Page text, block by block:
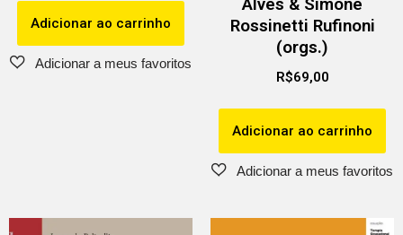
Adicionar ao carrinho
Alves & Simone
Rossinetti Rufinoni
(orgs.)
R$69,00
Adicionar ao carrinho